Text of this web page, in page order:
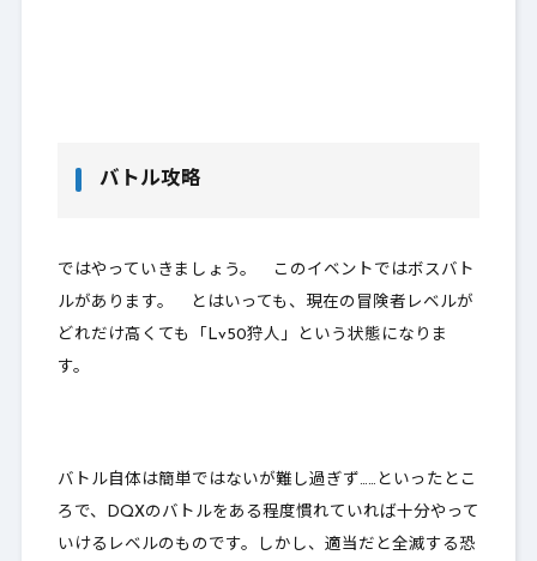
バトル攻略
ではやっていきましょう。 このイベントではボスバト
ルがあります。 とはいっても、現在の冒険者レベルが
どれだけ高くても「Lv50狩人」という状態になりま
す。
バトル自体は簡単ではないが難し過ぎず……といったとこ
ろで、DQXのバトルをある程度慣れていれば十分やって
いけるレベルのものです。しかし、 適当だと全滅する恐